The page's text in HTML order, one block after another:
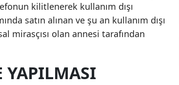
kilitlenerek kullanım dışı
satın alınan ve şu an kullanım dışı
mirasçısı olan annesi tarafından
YAPILMASI